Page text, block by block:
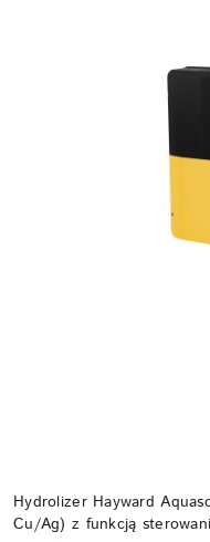
Hydrolizer Hayward
Cu/Ag) z funkcją